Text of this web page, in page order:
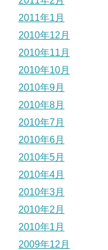
2011年1月
2010年12月
2010年11月
2010年10月
2010年9月
2010年8月
2010年7月
2010年6月
2010年5月
2010年4月
2010年3月
2010年2月
2010年1月
2009年12月